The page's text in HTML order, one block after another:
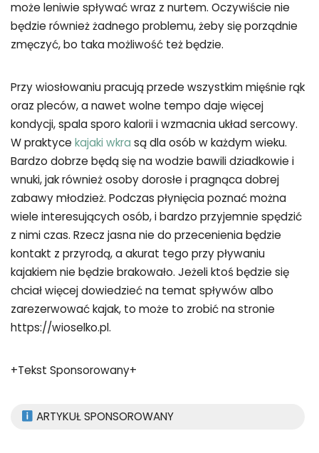
może leniwie spływać wraz z nurtem. Oczywiście nie
będzie również żadnego problemu, żeby się porządnie
zmęczyć, bo taka możliwość też będzie.
Przy wiosłowaniu pracują przede wszystkim mięśnie rąk
oraz pleców, a nawet wolne tempo daje więcej
kondycji, spala sporo kalorii i wzmacnia układ sercowy.
W praktyce kajaki wkra są dla osób w każdym wieku.
Bardzo dobrze będą się na wodzie bawili dziadkowie i
wnuki, jak również osoby dorosłe i pragnąca dobrej
zabawy młodzież. Podczas płynięcia poznać można
wiele interesujących osób, i bardzo przyjemnie spędzić
z nimi czas. Rzecz jasna nie do przecenienia będzie
kontakt z przyrodą, a akurat tego przy pływaniu
kajakiem nie będzie brakowało. Jeżeli ktoś będzie się
chciał więcej dowiedzieć na temat spływów albo
zarezerwować kajak, to może to zrobić na stronie
https://wioselko.pl.
+Tekst Sponsorowany+
ARTYKUŁ SPONSOROWANY